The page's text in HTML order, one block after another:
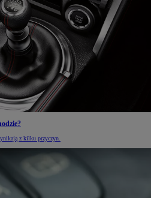
z kilku przyczyn.